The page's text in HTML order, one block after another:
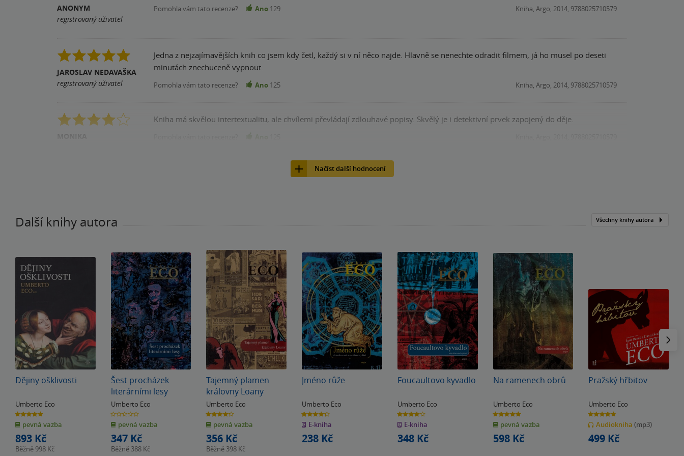
ANONYM
registrovaný uživatel
Pomohla vám tato recenze? Ano 129 Kniha, Argo, 2014, 9788025710579
JAROSLAV NEDAVAŠKA
registrovaný uživatel
Jedna z nejzajímavějších knih co jsem kdy četl, každý si v ní něco najde. Hlavně se nenechte odradit filmem, já ho musel po deseti
minutách znechuceně vypnout.
Pomohla vám tato recenze? Ano 125 Kniha, Argo, 2014, 9788025710579
Kniha má skvělou intertextualitu, ale chvílemi převládají zdlouhavé popisy. Skvělý je i detektivní prvek zapojený do děje.
Načíst další hodnocení
Další knihy autora Všechny knihy autora
Dějiny ošklivosti
Umberto Eco
5.0
z
5
hvězdiček
pevná vazba
893 Kč
Běžně 998 Kč
Šest procházek
literárními lesy
Umberto Eco
0.0
z
5
hvězdiček
pevná vazba
347 Kč
Běžně 388 Kč
Tajemný plamen
královny Loany
Umberto Eco
4.3
z
5
hvězdiček
pevná vazba
356 Kč
Běžně 398 Kč
Jméno růže
Umberto Eco
4.3
z
5
hvězdiček
E-kniha
238 Kč
Foucaultovo kyvadlo
Umberto Eco
4.1
z
5
hvězdiček
E-kniha
348 Kč
Na ramenech obrů
Umberto Eco
5.0
z
5
hvězdiček
pevná vazba
598 Kč
Pražský hřbitov
Umberto Eco
4.7
z
5
hvězdiček
Audiokniha(mp3)
499 Kč